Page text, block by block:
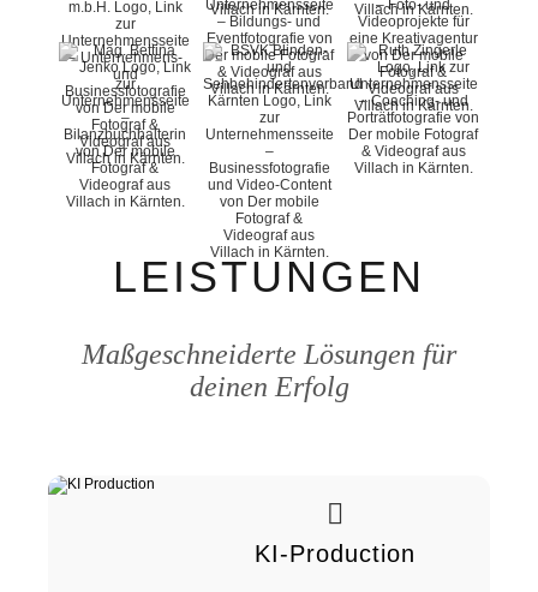
LEISTUNGEN
Maßgeschneiderte Lösungen für
deinen Erfolg
KI-Production